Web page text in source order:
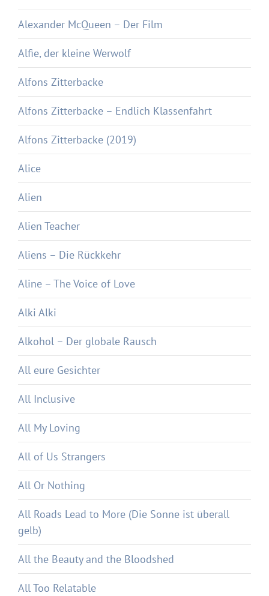
Alexander McQueen – Der Film
Alfie, der kleine Werwolf
Alfons Zitterbacke
Alfons Zitterbacke – Endlich Klassenfahrt
Alfons Zitterbacke (2019)
Alice
Alien
Alien Teacher
Aliens – Die Rückkehr
Aline – The Voice of Love
Alki Alki
Alkohol – Der globale Rausch
All eure Gesichter
All Inclusive
All My Loving
All of Us Strangers
All Or Nothing
All Roads Lead to More (Die Sonne ist überall
gelb)
All the Beauty and the Bloodshed
All Too Relatable